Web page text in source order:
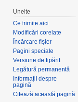
Unelte
Ce trimite aici
Modificări corelate
Încărcare fișier
Pagini speciale
Versiune de tipărit
Legătură permanentă
Informații despre
pagină
Citează această pagină